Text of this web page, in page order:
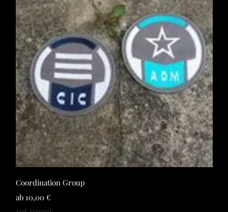
Schnellansicht
Coordination Group
ab 10,00 €
Sale-Preis